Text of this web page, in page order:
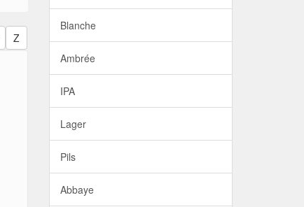
Z
Blanche
Ambrée
IPA
Lager
Pils
Abbaye